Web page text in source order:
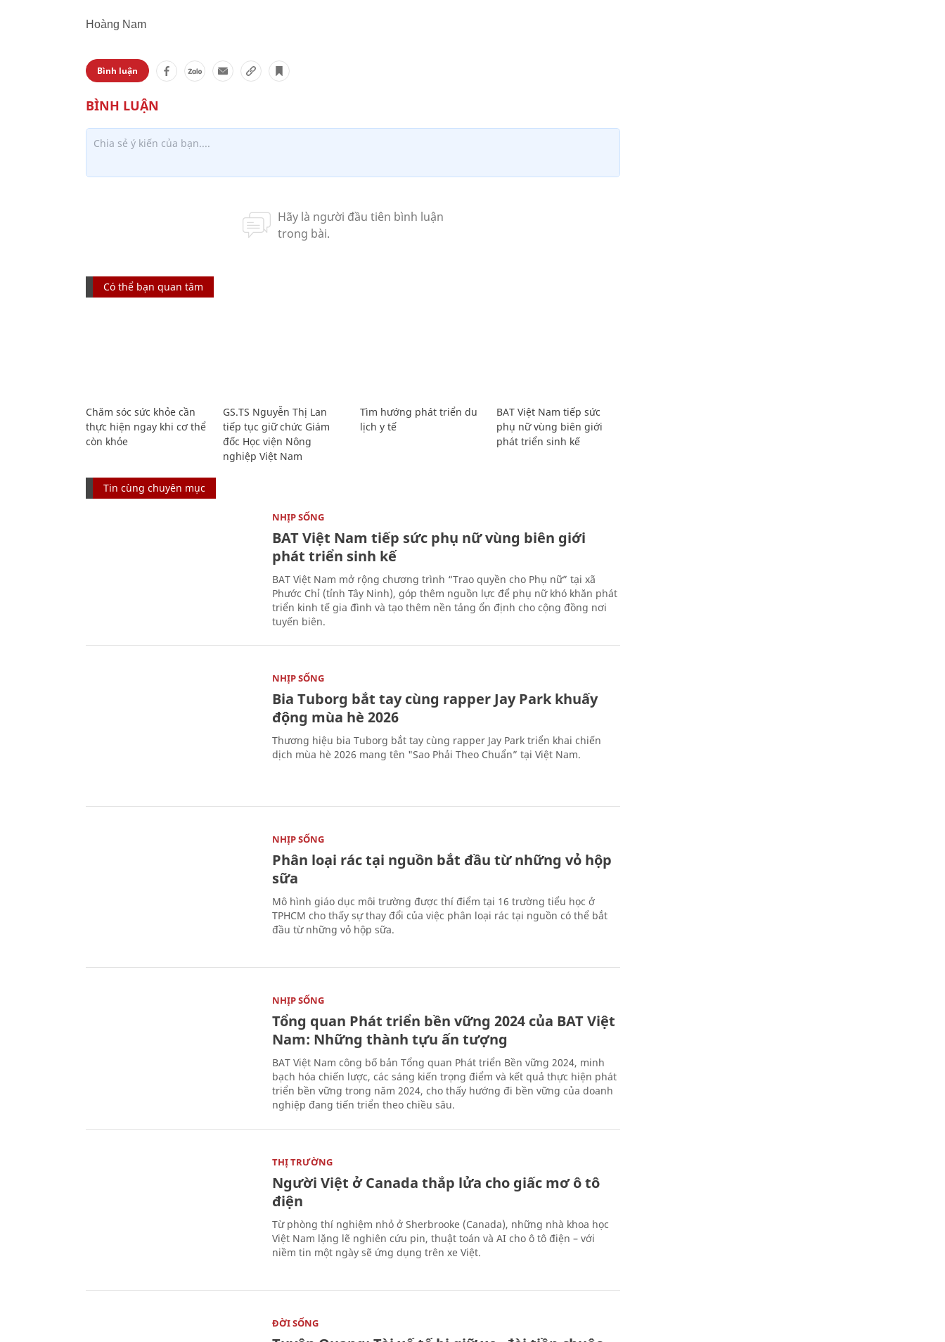
Hoàng Nam
Bình luận
Có thể bạn quan tâm
Chăm sóc sức khỏe cần
thực hiện ngay khi cơ thể
còn khỏe
GS.TS Nguyễn Thị Lan
tiếp tục giữ chức Giám
đốc Học viện Nông
nghiệp Việt Nam
Tìm hướng phát triển du
lịch y tế
BAT Việt Nam tiếp sức
phụ nữ vùng biên giới
phát triển sinh kế
Tin cùng chuyên mục
NHỊP SỐNG
BAT Việt Nam tiếp sức phụ nữ vùng biên giới
phát triển sinh kế
BAT Việt Nam mở rộng chương trình “Trao quyền cho Phụ nữ” tại xã
Phước Chỉ (tỉnh Tây Ninh), góp thêm nguồn lực để phụ nữ khó khăn phát
triển kinh tế gia đình và tạo thêm nền tảng ổn định cho cộng đồng nơi
tuyến biên.
NHỊP SỐNG
Bia Tuborg bắt tay cùng rapper Jay Park khuấy
động mùa hè 2026
Thương hiệu bia Tuborg bắt tay cùng rapper Jay Park triển khai chiến
dịch mùa hè 2026 mang tên "Sao Phải Theo Chuẩn” tại Việt Nam.
NHỊP SỐNG
Phân loại rác tại nguồn bắt đầu từ những vỏ hộp
sữa
Mô hình giáo dục môi trường được thí điểm tại 16 trường tiểu học ở
TPHCM cho thấy sự thay đổi của việc phân loại rác tại nguồn có thể bắt
đầu từ những vỏ hộp sữa.
NHỊP SỐNG
Tổng quan Phát triển bền vững 2024 của BAT Việt
Nam: Những thành tựu ấn tượng
BAT Việt Nam công bố bản Tổng quan Phát triển Bền vững 2024, minh
bạch hóa chiến lược, các sáng kiến trọng điểm và kết quả thực hiện phát
triển bền vững trong năm 2024, cho thấy hướng đi bền vững của doanh
nghiệp đang tiến triển theo chiều sâu.
THỊ TRƯỜNG
Người Việt ở Canada thắp lửa cho giấc mơ ô tô
điện
Từ phòng thí nghiệm nhỏ ở Sherbrooke (Canada), những nhà khoa học
Việt Nam lặng lẽ nghiên cứu pin, thuật toán và AI cho ô tô điện – với
niềm tin một ngày sẽ ứng dụng trên xe Việt.
ĐỜI SỐNG